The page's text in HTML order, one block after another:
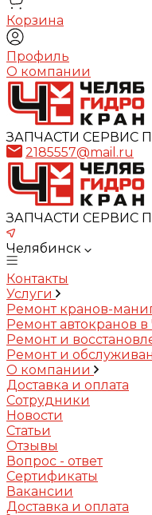
Корзина
Профиль
О компании
ЗАПЧАСТИ СЕРВИС
2185557@mail.ru
ЗАПЧАСТИ СЕРВИС
Челябинск
Контакты
Услуги
Ремонт кранов-
Ремонт автокранов
Ремонт и
Ремонт и
О компании
Доставка и оплата
Сотрудники
Новости
Статьи
Отзывы
Вопрос - ответ
Сертификаты
Вакансии
Доставка и оплата